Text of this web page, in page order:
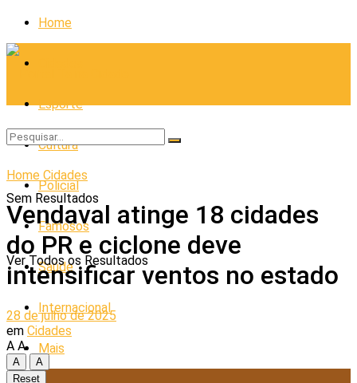
Home
Esporte
Cultura
Policial
Famosos
Saúde
Internacional
Mais
Sem Resultados
Ver Todos os Resultados
Home Cidades
Vendaval atinge 18 cidades
do PR e ciclone deve
intensificar ventos no estado
28 de julho de 2025
em Cidades
A A
A
A
Reset